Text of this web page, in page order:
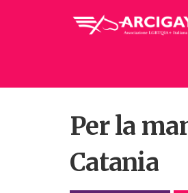
Per la
Catania